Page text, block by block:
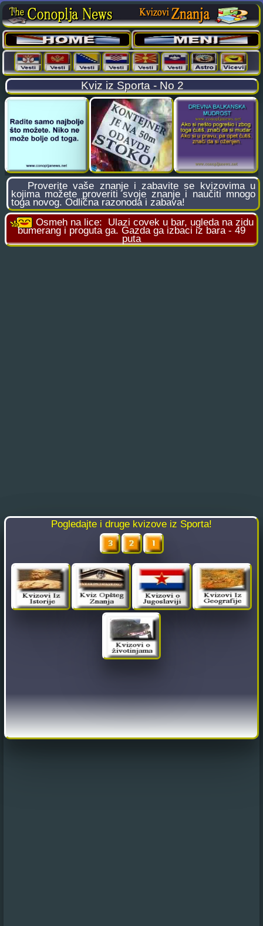
Kviz iz Sporta - No 2
Proverite vaše znanje i zabavite se kvizovima u
kojima možete proveriti svoje znanje i naučiti mnogo
toga novog. Odlična razonoda i zabava!
Osmeh na lice: Ulazi covek u bar, ugleda na zidu
bumerang i proguta ga. Gazda ga izbaci iz bara - 49
puta